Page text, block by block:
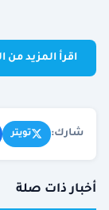
اقرأ المزيد
شارك: تويتر
أخبار ذات صلة